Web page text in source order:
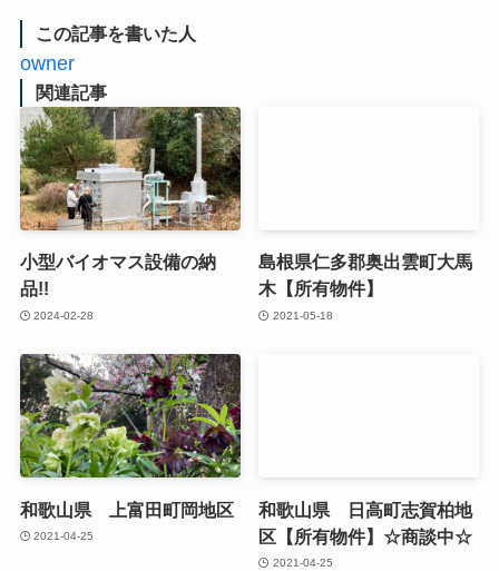
この記事を書いた人
owner
関連記事
小型バイオマス設備の納
品!!
2024-02-28
島根県仁多郡奥出雲町大馬
木【所有物件】
2021-05-18
和歌山県 上富田町岡地区
2021-04-25
和歌山県 日高町志賀柏地
区【所有物件】☆商談中☆
2021-04-25